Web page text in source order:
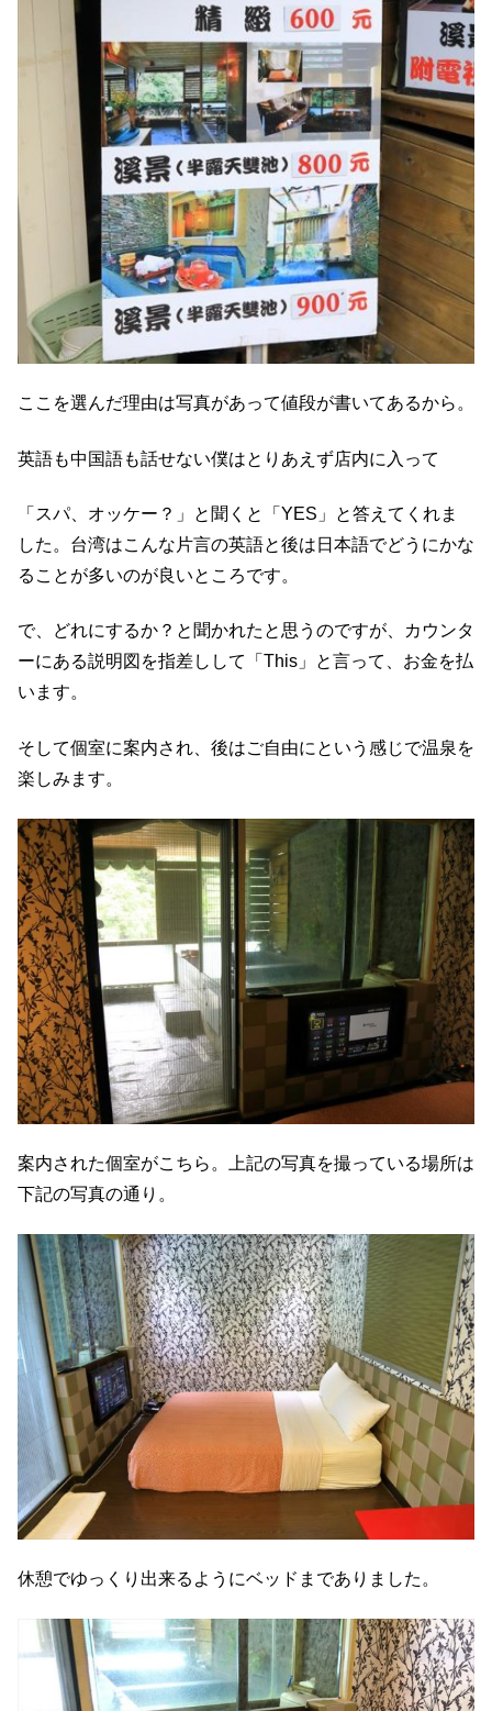
ここを選んだ理由は写真があって値段が書いてあるから。
英語も中国語も話せない僕はとりあえず店内に入って
「スパ、オッケー？」と聞くと「YES」と答えてくれま
した。台湾はこんな片言の英語と後は日本語でどうにかな
ることが多いのが良いところです。
で、どれにするか？と聞かれたと思うのですが、カウンタ
ーにある説明図を指差しして「This」と言って、お金を払
います。
そして個室に案内され、後はご自由にという感じで温泉を
楽しみます。
案内された個室がこちら。上記の写真を撮っている場所は
下記の写真の通り。
休憩でゆっくり出来るようにベッドまでありました。